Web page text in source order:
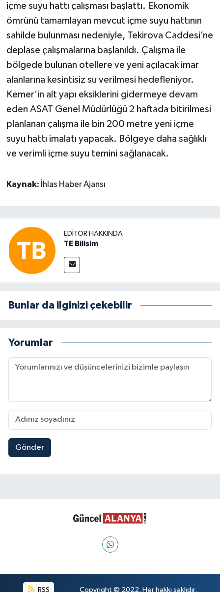
içme suyu hattı çalışması başlattı. Ekonomik
ömrünü tamamlayan mevcut içme suyu hattının
sahilde bulunması nedeniyle, Tekirova Caddesi’ne
deplase çalışmalarına başlanıldı. Çalışma ile
bölgede bulunan otellere ve yeni açılacak imar
alanlarına kesintisiz su verilmesi hedefleniyor.
Kemer’in alt yapı eksiklerini gidermeye devam
eden ASAT Genel Müdürlüğü 2 haftada bitirilmesi
planlanan çalışma ile bin 200 metre yeni içme
suyu hattı imalatı yapacak. Bölgeye daha sağlıklı
ve verimli içme suyu temini sağlanacak.
Kaynak: İhlas Haber Ajansı
EDITÖR HAKKINDA
TE Bilisim
Bunlar da ilginizi çekebilir
Yorumlar
Gönder
RSS Copyright © 2022. Her hakkı saklıdır.